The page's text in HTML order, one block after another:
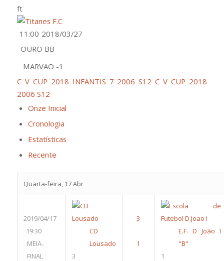
ft
2018/03/27
11:00
OURO BB
MARVÃO -1
C V CUP 2018 INFANTIS 7 2006 S12 C V CUP 2018
2006 S12
Onze Inicial
Cronologia
Estatísticas
Recente
Quarta-feira, 17 Abr
2019/04/17
19:30
MEIA-
FINAL
CD
Lousado
3
E.F. D João I
"B"
1